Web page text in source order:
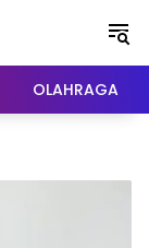
OLAHRAGA